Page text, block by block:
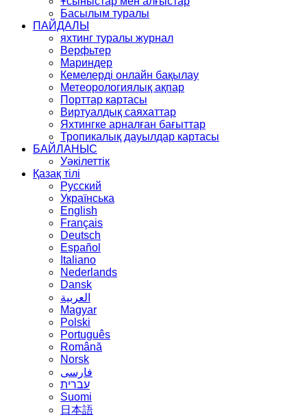
Басылым туралы
ПАЙДАЛЫ
яхтинг туралы журнал
Верфьтер
Мариндер
Кемелерді онлайн бақылау
Метеорологиялық ақпар
Порттар картасы
Виртуалдық саяхаттар
Яхтингке арналған бағыттар
Тропикалық дауылдар картасы
БАЙЛАНЫС
Уәкілеттік
Қазақ тілі
Русский
Українська
English
Français
Deutsch
Español
Italiano
Nederlands
Dansk
العربية
Magyar
Polski
Português
Română
Norsk
فارسی
עברית
Suomi
日本語